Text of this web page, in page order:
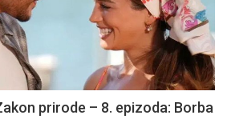
prirode – 8. epizoda: Borba